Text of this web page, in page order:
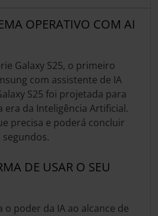
OPERATIVO COM AI
Galaxy S25, o primeiro
com assistente de IA
S25 foi projetada para
era da Inteligência Artificial.
precisa e poderá concluir
DE USAR O SEU
o poder da IA ao alcance de